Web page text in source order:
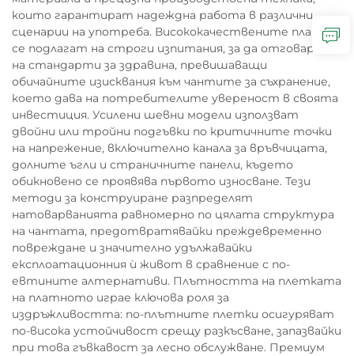
които гарантират надеждна работа в различни
сценарии на употреба. Висококачествените платни
се подлагат на строги изпитания, за да отговарят
на стандарти за здравина, превишаващи
обичайните изисквания към чантите за съхранение,
което дава на потребителите увереност в своята
инвестиция. Усилени шевни модели използват
двойни или тройни подгъвки по критичните точки
на напрежение, включително канала за връвчицата,
долните ъгли и страничните панели, където
обикновено се проявява първото износване. Тези
методи за конструиране разпределят
натоварванията равномерно по цялата структура
на чантата, предотвратявайки преждевременно
повреждане и значително удължавайки
експлоатационния ѝ живот в сравнение с по-
евтините алтернативи. Плътността на плетката
на платното играе ключова роля за
издръжливостта: по-плътните плетки осигуряват
по-висока устойчивост срещу разкъсване, запазвайки
при това гъвкавост за лесно обслужване. Премиум